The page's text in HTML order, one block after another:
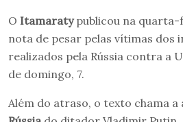
O Itamaratypublicou na quarta-
nota de pesar pelas vítimas dos
realizados pela Rússia contra a
de domingo, 7.
Além do atraso, o texto chama